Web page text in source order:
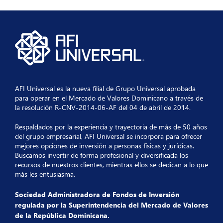
Ficha Técnica 31 10 2025
Ficha_Tecnica_30_09_2025
Agosto
Ficha Técnica 31 07 2025
Junio expand_more
Ficha Tecnica 31 06 2025
Mayo expand_more
Ficha Tecnica 31 05 2025
Abril expand_more
Ficha Tecnica 30 04 2025
Marzo expand_more
Ficha Tecnica 31 03 2025
Ficha Tecnica 30 11 2024
Ficha Tecnica 31 10 2024
Septiembre
Ficha Tecnica 31 08 2024
Julio expand_more
Ficha Tecnica 31 07 2024
Junio expand_more
Ficha Tecnica 30 06 2024
Mayo expand_more
Ficha Tecnica 31 05 2024
Abril expand_more
Ficha Tecnica 30 04 2024
Ficha Tecnica 31 12 2023
Ficha Tecnica 30 11 2023
Octubre
AFI Universal es la nueva filial de Grupo Universal aprobada
para operar en el Mercado de Valores Dominicano a través de
la resolución R-CNV-2014-06-AF del 04 de abril de 2014.
Respaldados por la experiencia y trayectoria de más de 50 años
del grupo empresarial, AFI Universal se incorpora para ofrecer
mejores opciones de inversión a personas físicas y jurídicas.
Buscamos invertir de forma profesional y diversificada los
recursos de nuestros clientes, mientras ellos se dedican a lo que
más les entusiasma.
Sociedad Administradora de Fondos de Inversión
regulada por la Superintendencia del Mercado de Valores
de la República Dominicana.